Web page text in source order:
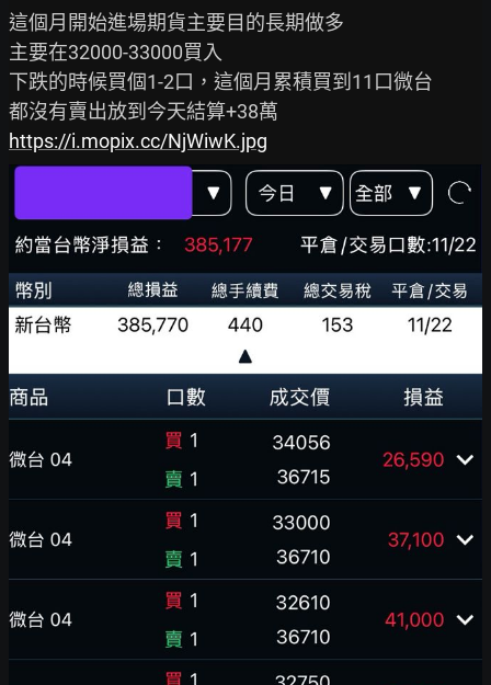
這個月開始進場期貨主要目的長期做多
主要在32000-33000買入
下跌的時候買個1-2口，這個月累積買到11口微台
https://i.mopix.cc/NjWiwK.jpg